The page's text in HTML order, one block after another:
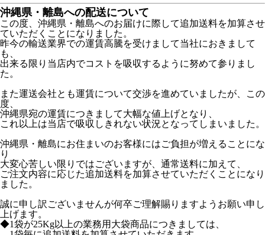
沖縄県・離島への配送について
この度、沖縄県・離島へのお届けに際して追加送料を加算させ
ていただくことになりました。
昨今の輸送業界での運賃高騰を受けまして当社におきまして
も、
出来る限り当店内でコストを吸収するように努めて参りまし
た。
また運送会社とも運賃について交渉を進めていましたが、この
度、
沖縄県宛の運賃につきまして大幅な値上げとなり、
これ以上は当店で吸収しきれない状況となってしまいました。
沖縄県・離島にお住まいのお客様にはご負担が増えることにな
り
大変心苦しい限りではございますが、通常送料に加えて、
ご注文内容に応じた追加送料を加算させていただくことになり
ました。
誠に申し訳ございませんが何卒ご理解賜りますようお願い申し
上げます。
◆1袋が25Kg以上の業務用大袋商品につきましては、